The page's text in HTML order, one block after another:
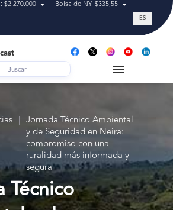
$2.270.000 Bolsa de NY: $335,55 Tasa de
ES
| Jornada Técnico Ambiental
y de Seguridad en Neira:
compromiso con una
ruralidad más informada y
segura
Técnico